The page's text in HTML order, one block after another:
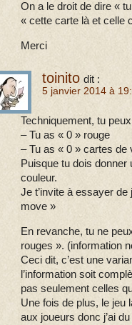
On a le droit de dire «
« cette carte là et celle
Merci
toinito dit :
5 janvier 2014 à
Techniquement, tu
– Tu as « 0 » rouge
– Tu as « 0 » cartes de
Puisque tu dois
couleur.
Je t’invite à essayer
move »
En revanche, tu ne
rouges ». (information
Ceci dit, c’est une
l’information soit
pas seulement celles
Une fois de plus, le
aux joueurs donc j’ai